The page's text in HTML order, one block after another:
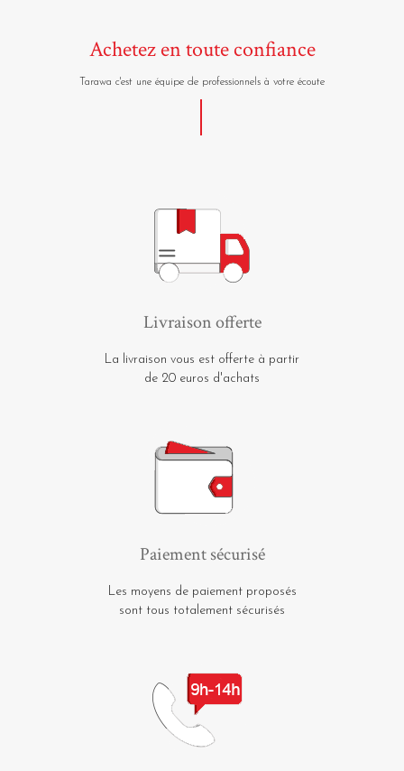
Achetez en toute confiance
Tarawa c'est une équipe de professionnels à votre écoute
Livraison offerte
La livraison vous est offerte à partir
de 20 euros d'achats
Paiement sécurisé
Les moyens de paiement proposés
sont tous totalement sécurisés